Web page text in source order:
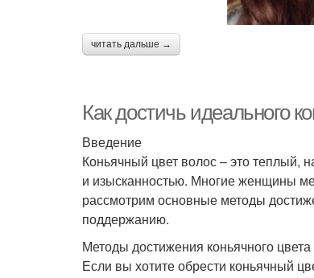
читать дальше →
Как достичь идеального
Введение
Коньячный цвет волос – это теплый,
и изысканностью. Многие женщины
рассмотрим основные методы
поддержанию.
Методы достижения коньячного
Если вы хотите обрести коньячный